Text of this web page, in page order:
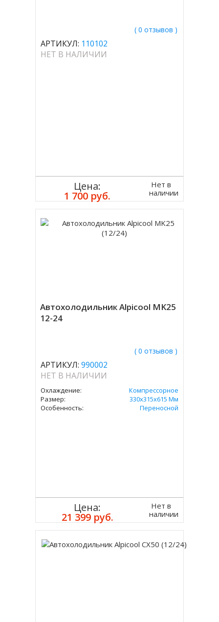
( 0 отзывов )
АРТИКУЛ: 110102
НЕТ В НАЛИЧИИ
Цена:
1 700 руб.
Нет в
наличии
Автохолодильник Alpicool MK25
12-24
( 0 отзывов )
АРТИКУЛ: 990002
НЕТ В НАЛИЧИИ
Охлаждение:
Компрессорное
Размер:
330х315х615 Мм
Особенность:
Переносной
Цена:
21 399 руб.
Нет в
наличии